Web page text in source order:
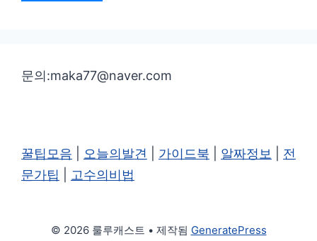
문의:maka77@naver.com
꿀팁모음 오늘의발견 가이드북 알짜정보
전
문가팁
고수의비법
© 2026 룰루캐스트 • 제작됨 GeneratePress